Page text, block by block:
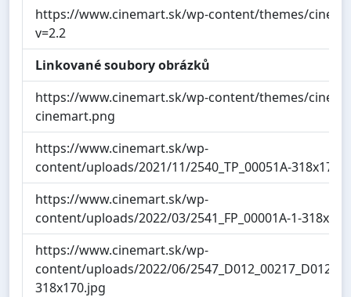
https://www.cinemart.sk/wp-content/themes/
v=2.2
Linkované soubory obrázků
https://www.cinemart.sk/wp-content/themes/
cinemart.png
https://www.cinemart.sk/wp-
content/uploads/2021/11/2540_TP_00051A-
https://www.cinemart.sk/wp-
content/uploads/2022/03/2541_FP_00001A-1-
https://www.cinemart.sk/wp-
content/uploads/2022/06/
318x170.jpg